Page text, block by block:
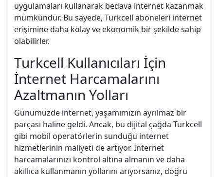
uygulamaları kullanarak bedava internet kazanmak
mümkündür. Bu sayede, Turkcell aboneleri internet
erişimine daha kolay ve ekonomik bir şekilde sahip
olabilirler.
Turkcell Kullanıcıları İçin
İnternet Harcamalarını
Azaltmanın Yolları
Günümüzde internet, yaşamımızın ayrılmaz bir
parçası haline geldi. Ancak, bu dijital çağda Turkcell
gibi mobil operatörlerin sunduğu internet
hizmetlerinin maliyeti de artıyor. İnternet
harcamalarınızı kontrol altına almanın ve daha
akıllıca kullanmanın yollarını arıyorsanız, doğru